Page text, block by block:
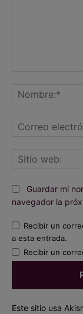
Guardar mi
navegador la
Recibir un
a esta entrada.
Recibir un
Este sitio usa